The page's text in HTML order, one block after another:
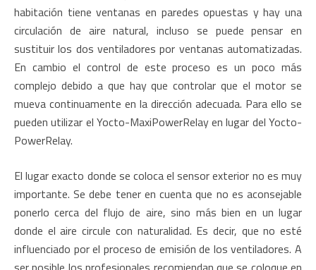
habitación tiene ventanas en paredes opuestas y hay una
circulación de aire natural, incluso se puede pensar en
sustituir los dos ventiladores por ventanas automatizadas.
En cambio el control de este proceso es un poco más
complejo debido a que hay que controlar que el motor se
mueva continuamente en la dirección adecuada. Para ello se
pueden utilizar el Yocto-MaxiPowerRelay en lugar del Yocto-
PowerRelay.
El lugar exacto donde se coloca el sensor exterior no es muy
importante. Se debe tener en cuenta que no es aconsejable
ponerlo cerca del flujo de aire, sino más bien en un lugar
donde el aire circule con naturalidad. Es decir, que no esté
influenciado por el proceso de emisión de los ventiladores. A